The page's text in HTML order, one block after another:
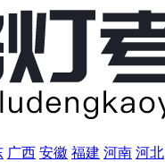
广西 安徽 福建 河南 河北